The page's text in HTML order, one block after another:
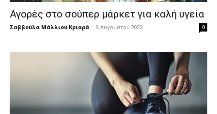
Αγορές στο σούπερ μάρκετ για καλή υγεία
Σαββούλα Μάλλιου Κριαρά - 9 Αυγούστου 2022 0